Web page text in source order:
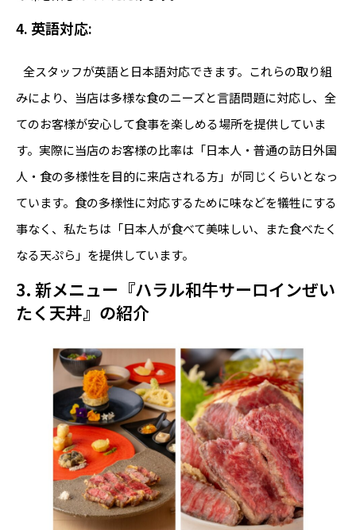
4. 英語対応:
全スタッフが英語と日本語対応できます。これらの取り組
みにより、当店は多様な食のニーズと言語問題に対応し、全
てのお客様が安心して食事を楽しめる場所を提供していま
す。実際に当店のお客様の比率は「日本人・普通の訪日外国
人・食の多様性を目的に来店される方」が同じくらいとなっ
ています。食の多様性に対応するために味などを犠牲にする
事なく、私たちは「日本人が食べて美味しい、また食べたく
なる天ぷら」を提供しています。
3. 新メニュー『ハラル和牛サーロインぜい
たく天丼』の紹介